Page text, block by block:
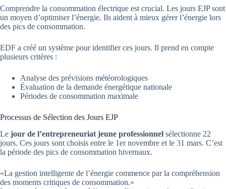
Comprendre la consommation électrique est crucial. Les jours EJP sont
un moyen d’optimiser l’énergie. Ils aident à mieux gérer l’énergie lors
des pics de consommation.
EDF a créé un système pour identifier ces jours. Il prend en compte
plusieurs critères :
Analyse des prévisions météorologiques
Évaluation de la demande énergétique nationale
Périodes de consommation maximale
Processus de Sélection des Jours EJP
Le jour de l’entrepreneuriat jeune professionnel sélectionne 22
jours. Ces jours sont choisis entre le 1er novembre et le 31 mars. C’est
la période des pics de consommation hivernaux.
«La gestion intelligente de l’énergie commence par la compréhension
des moments critiques de consommation.»